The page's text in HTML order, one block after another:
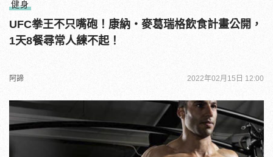
健身
UFC拳王不只嘴砲！康納・麥葛瑞格飲食計畫公開，
1天8餐尋常人練不起！
阿諦 2022年02月15日 12:00